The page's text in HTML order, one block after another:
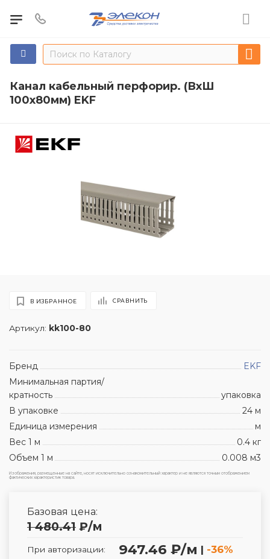
Канал кабельный перфорир. (ВхШ
100х80мм) EKF
Артикул: kk100-80
В ИЗБРАННОЕ СРАВНИТЬ
Бренд
EKF
Минимальная партия/
кратность
упаковка
В упаковке
24 м
Единица измерения
м
Вес 1 м
0.4 кг
Объем 1 м
0.008 м3
Изображения, размещенные на сайте, носят исключительно ознакомительный характер и не являются точным отображением
фактических характеристик товара.
Базовая цена:
1 480.41 ₽/м
При авторизации: 947.46 ₽/м | -36%